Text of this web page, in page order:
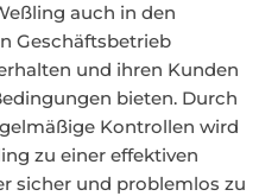
auch in den
Geschäftsbetrieb
und ihren Kunden
bieten. Durch
Kontrollen wird
zu einer effektiven
sicher und problemlos zu